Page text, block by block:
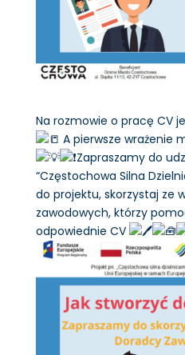
Na rozmowie o pracę CV
A pierwsze wrażenie
Zapraszamy do
“Częstochowa Silna
do projektu, skorzystaj ze
zawodowych, którzy
odpowiednie CV